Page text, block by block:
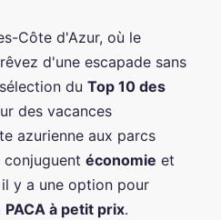
Côte d'Azur, où le
d'une escapade sans
du Top 10 des
des vacances
azurienne aux parcs
économie et
y a une option pour
PACA à petit prix.